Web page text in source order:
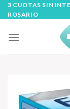
Skip
to
3 CUOTAS SIN
ROSARIO